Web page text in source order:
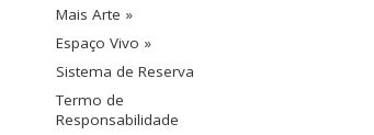
Mais Arte »
Espaço Vivo »
Sistema de Reserva
Termo de
Responsabilidade